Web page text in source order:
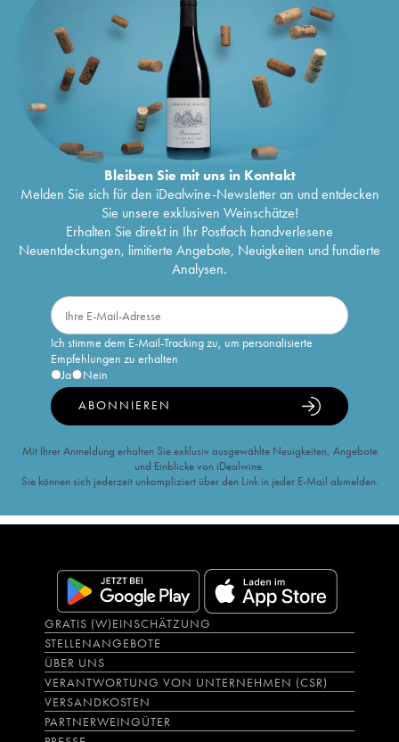
Bleiben Sie mit uns in Kontakt
Melden Sie sich für den iDealwine-Newsletter an und entdecken
Sie unsere exklusiven Weinschätze!
Erhalten Sie direkt in Ihr Postfach handverlesene
Neuentdeckungen, limitierte Angebote, Neuigkeiten und fundierte
Analysen.
Ich stimme dem E-Mail-Tracking zu, um personalisierte
Empfehlungen zu erhalten
Ja
Nein
ABONNIEREN
Mit Ihrer Anmeldung erhalten Sie exklusiv ausgewählte Neuigkeiten, Angebote
und Einblicke von iDealwine.
Sie können sich jederzeit unkompliziert über den Link in jeder E-Mail abmelden.
GRATIS (W)EINSCHÄTZUNG
STELLENANGEBOTE
ÜBER UNS
VERANTWORTUNG VON UNTERNEHMEN (CSR)
VERSANDKOSTEN
PARTNERWEINGÜTER